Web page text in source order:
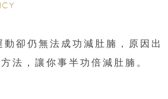
卻仍無法成功減肚腩，原因出
法，讓你事半功倍減肚腩。